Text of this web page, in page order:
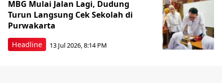
Headline
MBG Mulai Jalan Lagi, Dudung
Turun Langsung Cek Sekolah di
Purwakarta
13 Jul 2026, 8:14 PM